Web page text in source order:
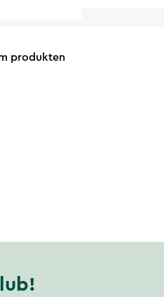
produkten